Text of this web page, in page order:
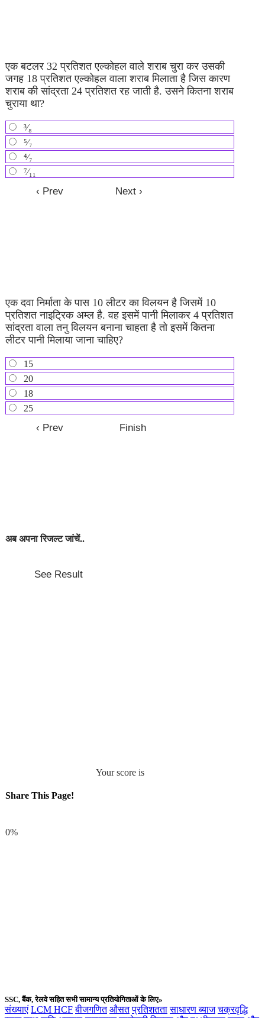
एक बटलर 32 प्रतिशत एल्कोहल वाले शराब चुरा कर उसकी
जगह 18 प्रतिशत एल्कोहल वाला शराब मिलाता है जिस कारण
शराब की सांद्रता 24 प्रतिशत रह जाती है. उसने कितना शराब
चुराया था?
³⁄₈
⁵⁄₇
⁴⁄₇
⁷⁄₁₁
एक दवा निर्माता के पास 10 लीटर का विलयन है जिसमें 10
प्रतिशत नाइट्रिक अम्ल है. वह इसमें पानी मिलाकर 4 प्रतिशत
सांद्रता वाला तनु विलयन बनाना चाहता है तो इसमें कितना
लीटर पानी मिलाया जाना चाहिए?
15
20
18
25
अब अपना रिजल्ट जांचें..
Your score is
Share This Page!
0%
SSC, बैंक, रेलवे सहित सभी सामान्य प्रतियोगिताओं के लिए»
संख्याएं LCM HCF बीजगणित औसत प्रतिशतता साधारण ब्याज चक्रवृद्धि